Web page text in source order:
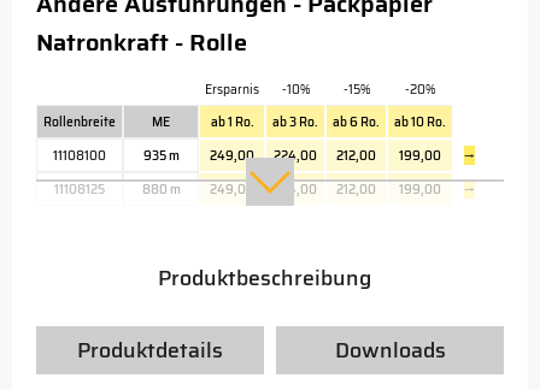
Natronkraft - Rolle
Ersparnis -10% -15%
-20%
Rollenbreite
ME ab 1 Ro. ab 3 Ro. ab 6 Ro.
ab 10 Ro.
11108100
935 m 249,00 224,00 212,00 199,00
→
11108125
880 m 249,00 224,00 212,00 199,00 →
Produktbeschreibung
Produktdetails Downloads